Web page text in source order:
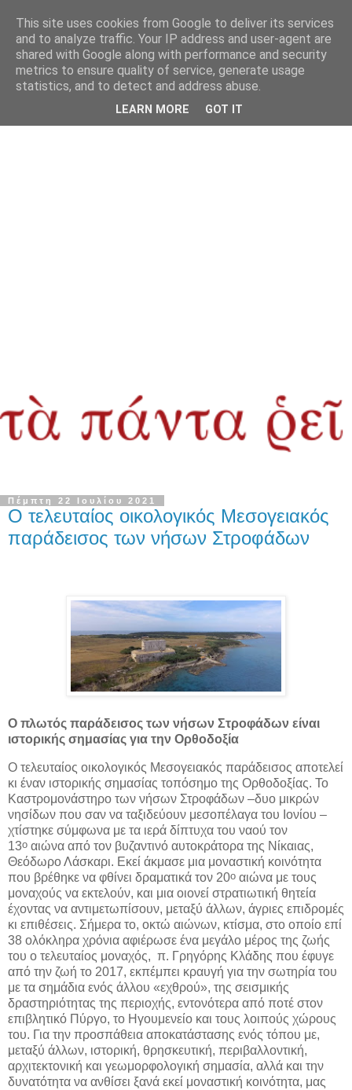
Πέμπτη 22 Ιουλίου 2021
Ο τελευταίος οικολογικός Μεσογειακός
παράδεισος των νήσων Στροφάδων
Ο πλωτός παράδεισος των νήσων Στροφάδων είναι
ιστορικής σημασίας για την Ορθοδοξία
Ο τελευταίος οικολογικός Μεσογειακός παράδεισος αποτελεί
κι έναν ιστορικής σημασίας τοπόσημο της Ορθοδοξίας. Το
Καστρομονάστηρο των νήσων Στροφάδων –δυο μικρών
νησίδων που σαν να ταξιδεύουν μεσοπέλαγα του Ιονίου –
χτίστηκε σύμφωνα με τα ιερά δίπτυχα του ναού τον
13ο αιώνα από τον βυζαντινό αυτοκράτορα της Νίκαιας,
Θεόδωρο Λάσκαρι. Εκεί άκμασε μια μοναστική κοινότητα
που βρέθηκε να φθίνει δραματικά τον 20ο αιώνα με τους
μοναχούς να εκτελούν, και μια οιονεί στρατιωτική θητεία
έχοντας να αντιμετωπίσουν, μεταξύ άλλων, άγριες επιδρομές
κι επιθέσεις. Σήμερα το, οκτώ αιώνων, κτίσμα, στο οποίο επί
38 ολόκληρα χρόνια αφιέρωσε ένα μεγάλο μέρος της ζωής
του ο τελευταίος μοναχός, π. Γρηγόρης Κλάδης που έφυγε
από την ζωή το 2017, εκπέμπει κραυγή για την σωτηρία του
με τα σημάδια ενός άλλου «εχθρού», της σεισμικής
δραστηριότητας της περιοχής, εντονότερα από ποτέ στον
επιβλητικό Πύργο, το Ηγουμενείο και τους λοιπούς χώρους
του. Για την προσπάθεια αποκατάστασης ενός τόπου με,
μεταξύ άλλων, ιστορική, θρησκευτική, περιβαλλοντική,
αρχιτεκτονική και γεωμορφολογική σημασία, αλλά και την
δυνατότητα να ανθίσει ξανά εκεί μοναστική κοινότητα, μας
This site uses cookies from Google to deliver its services
and to analyze traffic. Your IP address and user-agent are
shared with Google along with performance and security
metrics to ensure quality of service, generate usage
statistics, and to detect and address abuse.
LEARN MORE GOT IT